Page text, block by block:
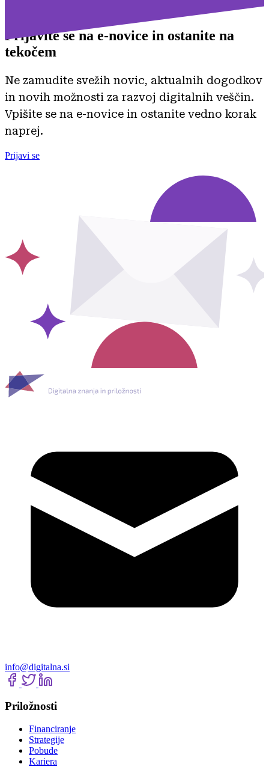
Prijavite se na e-novice in ostanite na
tekočem
Ne zamudite svežih novic, aktualnih dogodkov
in novih možnosti za razvoj digitalnih veščin.
Vpišite se na e-novice in ostanite vedno korak
naprej.
Prijavi se
info@digitalna.si
Priložnosti
Financiranje
Strategije
Pobude
Kariera